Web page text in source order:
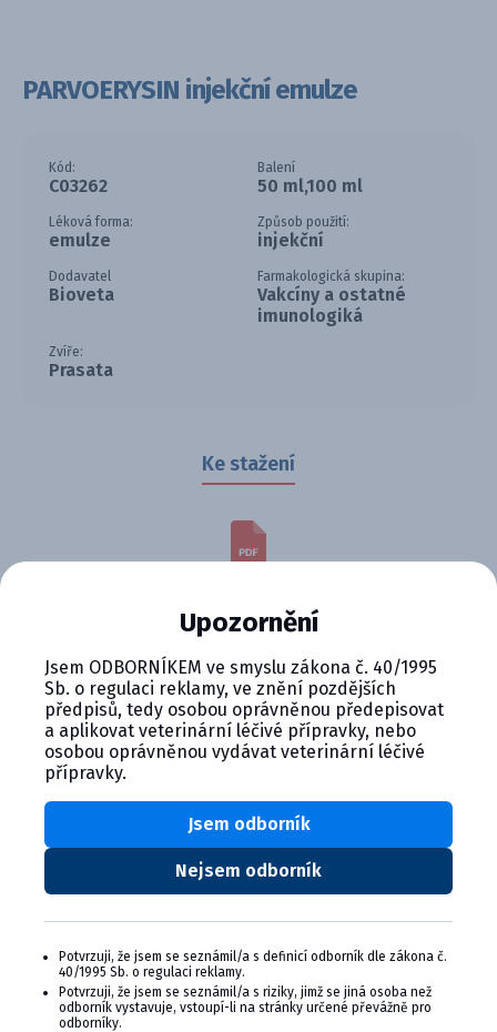
PARVOERYSIN injekční emulze
Kód:
C03262
Balení
50 ml,100 ml
Léková forma:
emulze
Způsob použití:
injekční
Dodavatel
Bioveta
Farmakologická skupina:
Vakcíny a ostatné
imunologiká
Zvíře:
Prasata
Ke stažení
Stáhnout soubor
Inaktivovaná vakcína pro prasata poskytuje ochranu
proti parvoviróze a července. Obsahuje inaktivované viry
a bakterie, které stimulují imunitní systém k vytvoření
protilátek. Doporučuje se pravidelná vakcinace pro
zdraví chovných zvířat a jejich potomstva.
CYMEDICA PLUS: VĚRNOST, KTERÁ
SE VYPLÁCÍ
Upozornění
Jsem ODBORNÍKEM ve smyslu zákona č. 40/1995
Sb. o regulaci reklamy, ve znění pozdějších
předpisů, tedy osobou oprávněnou předepisovat
a aplikovat veterinární léčivé přípravky, nebo
osobou oprávněnou vydávat veterinární léčivé
přípravky.
Nejsem odborník
Jsem odborník
Potvrzuji, že jsem se seznámil/a s definicí odborník dle zákona č.
40/1995 Sb. o regulaci reklamy.
Potvrzuji, že jsem se seznámil/a s riziky, jimž se jiná osoba než
odborník vystavuje, vstoupí-li na stránky určené převážně pro
odborníky.